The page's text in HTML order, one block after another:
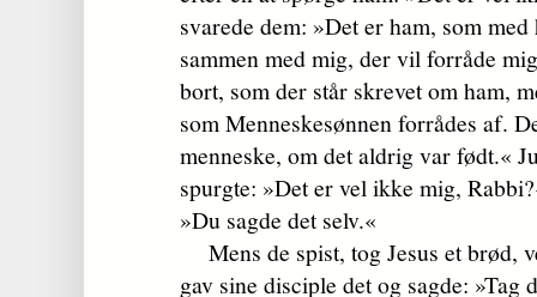
svarede dem: »Det er ham, som
sammen med mig, der vil forråde
bort, som der står skrevet om ham,
som Menneskesønnen forrådes af.
menneske, om det aldrig var født.«
spurgte: »Det er vel ikke mig,
»Du sagde det selv.«
Mens de spist, tog Jesus et brød,
gav sine disciple det og sagde: »Tag